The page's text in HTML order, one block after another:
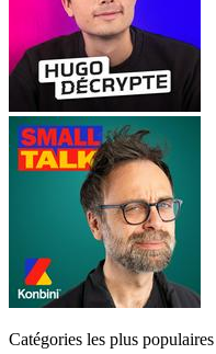
Catégories les plus populaires